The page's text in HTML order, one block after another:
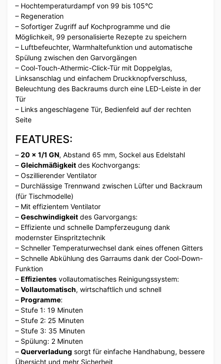
– Hochtemperaturdampf von 99 bis 105°C
– Regeneration
– Sofortiger Zugriff auf Kochprogramme und die
Möglichkeit, 99 personalisierte Rezepte zu speichern
– Luftbefeuchter, Warmhaltefunktion und automatische
Spülung zwischen den Garvorgängen
– Cool-Touch-Athermic-Click-Tür mit Doppelglas,
Linksanschlag und einfachem Druckknopfverschluss,
Beleuchtung des Backraums durch eine LED-Leiste in der
Tür
– Links angeschlagene Tür, Bedienfeld auf der rechten
Seite
FEATURES:
– 20 x 1/1 GN, Abstand 65 mm, Sockel aus Edelstahl
– Gleichmäßigkeit des Kochvorgangs:
– Oszillierender Ventilator
– Durchlässige Trennwand zwischen Lüfter und Backraum
(für Tischmodelle)
– Mit effizientem Ventilator
– Geschwindigkeit des Garvorgangs:
– Effiziente und schnelle Dampferzeugung dank
modernster Einspritztechnik
– Schneller Temperaturwechsel dank eines offenen Gitters
– Schnelle Abkühlung des Garraums dank der Cool-Down-
Funktion
– Effizientes vollautomatisches Reinigungssystem:
– Vollautomatisch, wirtschaftlich und schnell
– Programme:
– Stufe 1: 19 Minuten
– Stufe 2: 25 Minuten
– Stufe 3: 35 Minuten
– Spülung: 2 Minuten
– Querverladung sorgt für einfache Handhabung, bessere
Übersicht und mehr Sicherheit